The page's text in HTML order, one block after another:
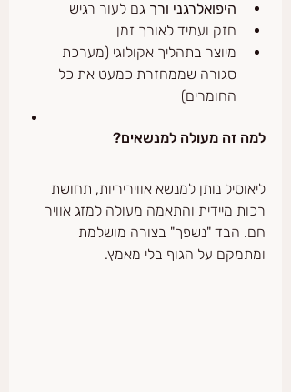
היפואלרגני ורך גם לעור רגיש
חזק ועמיד לאורך זמן
מיוצר בתהליך אקולוגי (מערכת
סגורה שממחזרת כמעט את כל
החומרים)
למה זה מעולה למנשאים?
ליאוסיל נותן למנשא אוויריריות, תחושת
רכות מיידית והתאמה מעולה למזג אוויר
חם. הבד "נשפך" בצורה מושלמת
ומתמקם על הגוף בלי מאמץ.